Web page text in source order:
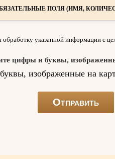
ПОЛЯ (ИМЯ,
указанной информации с
цифры и буквы,